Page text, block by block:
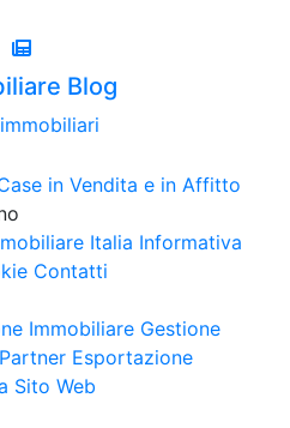
Blog
Italia Informativa
Contatti
Immobiliare Gestione
Esportazione
Sito Web